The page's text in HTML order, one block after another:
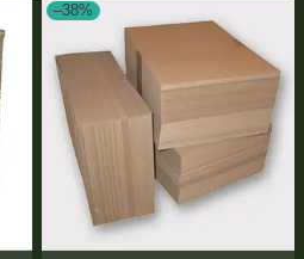
–38%